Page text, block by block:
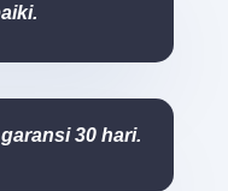
30 hari.